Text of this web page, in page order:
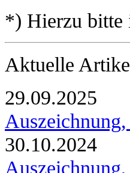
*) Hierzu bitte
Aktuelle
29.09.2025
30.10.2024